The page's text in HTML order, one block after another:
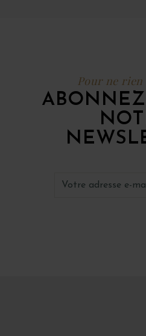
Pour ne